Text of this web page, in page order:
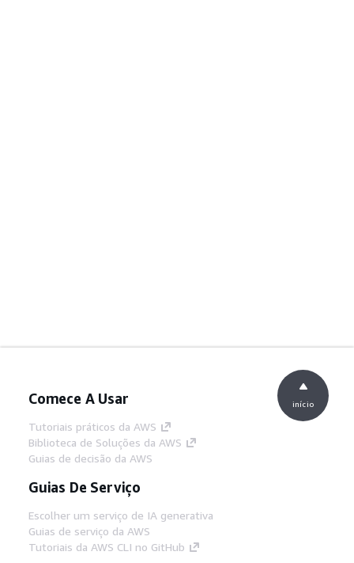
Comece A Usar
Tutoriais práticos da AWS
Biblioteca de Soluções da AWS
Guias de decisão da AWS
Guias De Serviço
Escolher um serviço de IA generativa
Guias de serviço da AWS
Tutoriais da AWS CLI no GitHub
início